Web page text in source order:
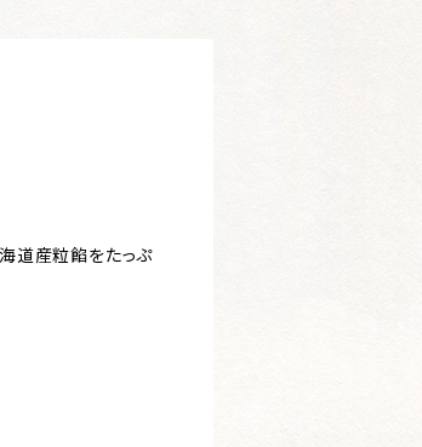
道産粒餡をたっぷ